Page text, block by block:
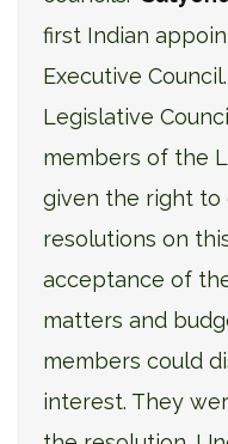
first Indian
Executive
Legislative
members of the
given the right to
resolutions on
acceptance of
matters and
members could
interest. They